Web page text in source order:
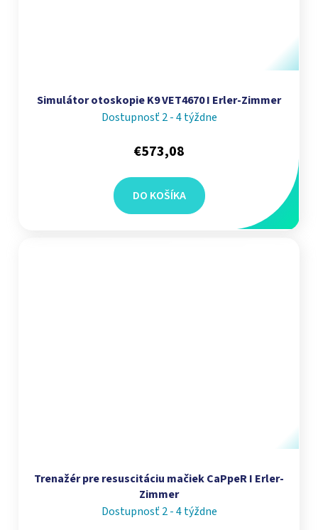
Simulátor otoskopie K9 VET4670 I Erler-Zimmer
Dostupnosť 2 - 4 týždne
€573,08
DO KOŠÍKA
Trenažér pre resuscitáciu mačiek CaPpeR I Erler-
Zimmer
Dostupnosť 2 - 4 týždne